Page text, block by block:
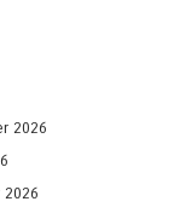
2026
2026